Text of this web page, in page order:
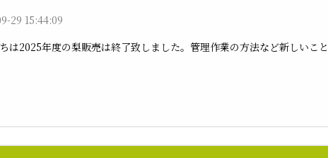
29 15:44:09
は2025年度の梨販売は終了致しました。管理作業の方法など新しいこ